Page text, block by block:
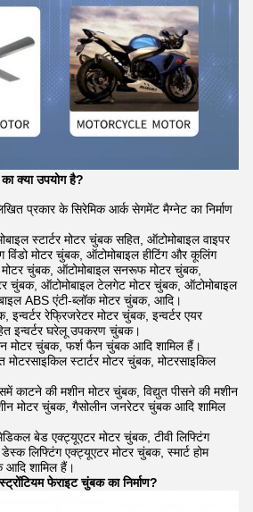
क्या उपयोग है?
प्रकार के सिरेमिक आर्क सेगमेंट मैग्नेट का निर्माण
स्टार्टर मोटर चुंबक सहित, ऑटोमोबाइल वाइपर
विंडो मोटर चुंबक, ऑटोमोबाइल हीटिंग और कूलिंग
चुंबक, ऑटोमोबाइल सनरूफ मोटर चुंबक,
चुंबक, ऑटोमोबाइल टेलगेट मोटर चुंबक, ऑटोमोबाइल
ABS एंटी-ब्लॉक मोटर चुंबक, आदि।
इन्वर्टर रेफ्रिजरेटर मोटर चुंबक, इन्वर्टर एयर
इन्वर्टर घरेलू उपकरण चुंबक।
मोटर चुंबक, फर्श फैन चुंबक आदि शामिल हैं।
स्टार्टर मोटर चुंबक, मोटरसाइकिल
काटने की मशीन मोटर चुंबक, विद्युत पीसने की मशीन
मोटर चुंबक, गैसोलीन जनरेटर चुंबक आदि शामिल
बेड एक्ट्यूएटर मोटर चुंबक, टीवी लिफ्टिंग
लिफ्टिंग एक्ट्यूएटर मोटर चुंबक, स्मार्ट होम
शामिल हैं।
फेराइट चुंबक का निर्माण?